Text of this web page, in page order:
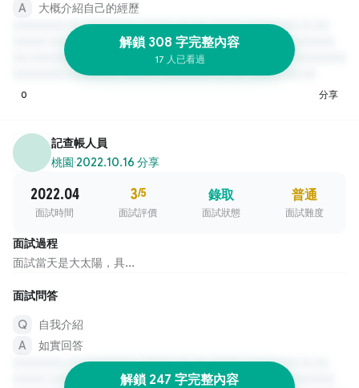
大概介紹自己的經歷
解鎖 308 字完整內容
17 人已看過
0 分享
記查帳人員
桃園·2022.10.16 分享
2022.04
面試時間
3/5
面試評價
錄取
面試狀態
普通
面試難度
面試過程
面試當天是大太陽，具...
面試問答
自我介紹
如實回答
解鎖 247 字完整內容